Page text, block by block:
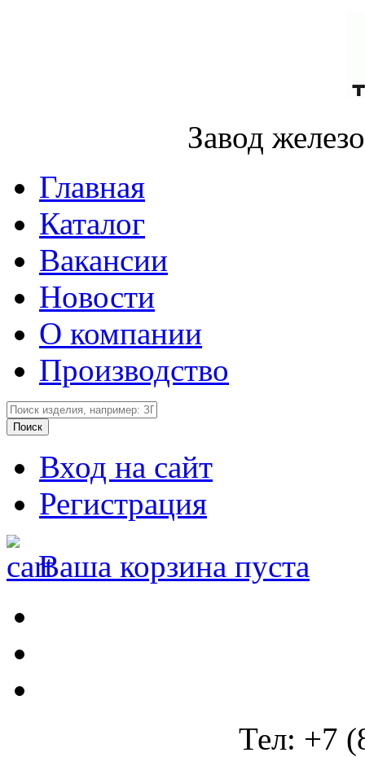
Завод
Главная
Каталог
Вакансии
Новости
О компании
Производство
Вход на сайт
Регистрация
Ваша корзина пуста
Тел: +7